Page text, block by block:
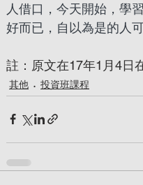
人借口，今天開始，學
好而已，自以為是的人
註：原文在17年1月4日
其他 投資班課程